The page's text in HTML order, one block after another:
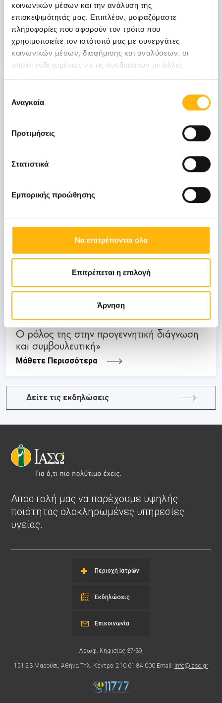
κοινωνικών μέσων και την ανάλυση της
επισκεψιμότητάς μας. Επιπλέον, μοιραζόμαστε
πληροφορίες που αφορούν τον τρόπο που
χρησιμοποιείτε τον ιστότοπό μας με συνεργάτες
κοινωνικών μέσων, διαφήμισης και αναλύσεων, οι
οποίοι ενδεχομένως να τις συνδυάσουν με άλλες
των υπηρεσιών τους.
συγκατάθεσης
Αναγκαία
Προτιμήσεις
Στατιστικά
Εμπορικής προώθησης
Να επιτρέπονται όλα
Επιτρέπεται η επιλογή
Άρνηση
νεοπλασίες ουροποιητικού και μαστού:
Θεραπευτικά διλήμματα και νεότερα
δεδομένα από το ESMO 2026»
Μάθετε Περισσότερα
31
ΙΑΣΩ: Ημερίδα «Ενδιαφέροντα θέματα
Μάθετε Περισσότερα
03
ΜΑΙΕΥΤΙΚΗ - ΓΥΝΑΙΚΟΛΟΓΙΚΗ
ΙΑΣΩ: Διημερίδα «Εμβρυϊκή Νευρολογία:
Ο ρόλος της στην προγεννητική διάγνωση
και συμβουλευτική»
Μάθετε Περισσότερα
Δείτε τις εκδηλώσεις
Αποστολή μας να παρέχουμε υψηλής
ποιότητας ολοκληρωμένες υπηρεσίες
υγείας.
Περιοχή Ιατρών
Εκδηλώσεις
Λεωφ. Κηφισίας 37-39,
151 23 Μαρούσι, Αθήνα Τηλ. Κέντρο: 210 61 84 000 Email: info@iaso.gr
Επικοινωνία